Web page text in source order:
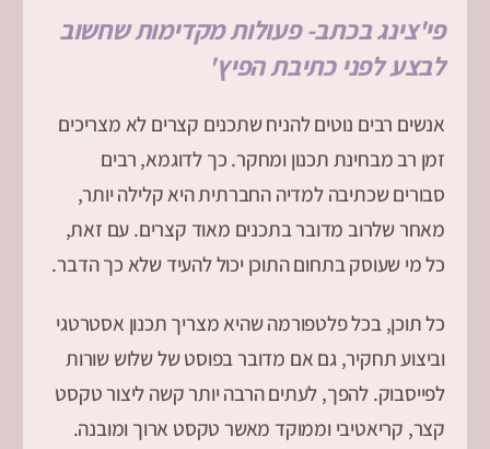
פי'צינג בכתב- פעולות מקדימות שחשוב
לבצע לפני כתיבת הפיץ'
אנשים רבים נוטים להניח שתכנים קצרים לא מצריכים
זמן רב מבחינת תכנון ומחקר. כך לדוגמא, רבים
סבורים שכתיבה למדיה החברתית היא קלילה יותר,
מאחר שלרוב מדובר בתכנים מאוד קצרים. עם זאת,
כל מי שעוסק בתחום התוכן יכול להעיד שלא כך הדבר.
כל תוכן, בכל פלטפורמה שהיא מצריך תכנון אסטרטגי
וביצוע תחקיר, גם אם מדובר בפוסט של שלוש שורות
לפייסבוק. להפך, לעתים הרבה יותר קשה ליצור טקסט
קצר, קריאטיבי וממוקד מאשר טקסט ארוך ומובנה.